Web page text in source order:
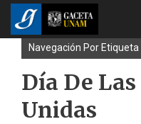
Navegación Por Etiqueta
Día De
Unidas